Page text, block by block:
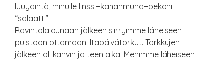
luuydintä, minulle linssi+kananmuna+pekoni
“salaatti”.
Ravintolalounaan jälkeen siirryimme läheiseen
puistoon ottamaan iltapäivätorkut. Torkkujen
jälkeen oli kahvin ja teen aika. Menimme läheiseen